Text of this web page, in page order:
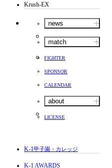
Krush-EX
news
match
FIGHTER
SPONSOR
CALENDAR
about
LICENSE
K-1甲子園・カレッジ
K-1 AWARDS